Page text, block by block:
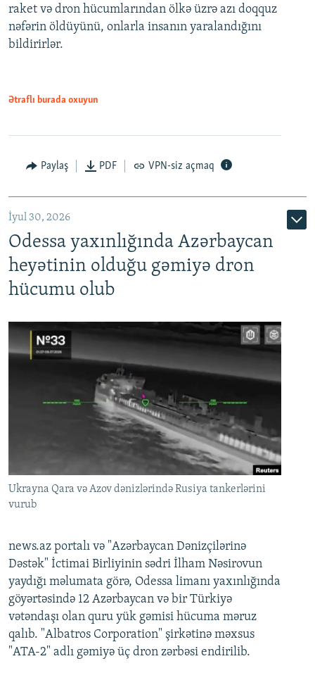
raket və dron hücumlarından ölkə üzrə azı doqquz
nəfərin öldüyünü, onlarla insanın yaralandığını
bildirirlər.
Ətraflı burada oxuyun
Paylaş PDF VPN-siz açmaq
İyul 30, 2026
Odessa yaxınlığında Azərbaycan
heyətinin olduğu gəmiyə dron
hücumu olub
Ukrayna Qara və Azov dənizlərində Rusiya tankerlərini
vurub
news.az portalı və "Azərbaycan Dənizçilərinə
Dəstək" İctimai Birliyinin sədri İlham Nəsirovun
yaydığı məlumata görə, Odessa limanı yaxınlığında
göyərtəsində 12 Azərbaycan və bir Türkiyə
vətəndaşı olan quru yük gəmisi hücuma məruz
qalıb. "Albatros Corporation" şirkətinə məxsus
"ATA-2" adlı gəmiyə üç dron zərbəsi endirilib.